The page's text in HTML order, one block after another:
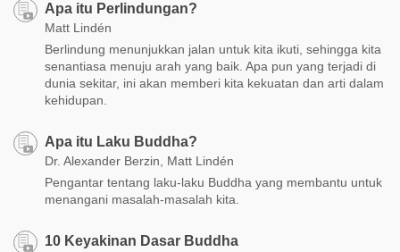
Apa itu Perlindungan?
Matt Lindén
Berlindung menunjukkan jalan untuk kita ikuti, sehingga kita
senantiasa menuju arah yang baik. Apa pun yang terjadi di
dunia sekitar, ini akan memberi kita kekuatan dan arti dalam
kehidupan.
Apa itu Laku Buddha?
Dr. Alexander Berzin, Matt Lindén
Pengantar tentang laku-laku Buddha yang membantu untuk
menangani masalah-masalah kita.
10 Keyakinan Dasar Buddha